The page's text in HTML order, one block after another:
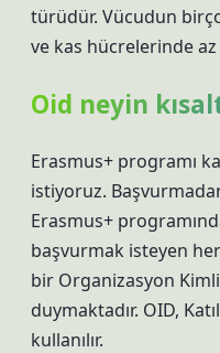
türüdür. Vücudun
ve kas hücrelerinde
Oid neyin
Erasmus+ programı
istiyoruz.
Erasmus+
başvurmak isteyen
bir Organizasyon
duymaktadır. OID,
kullanılır.